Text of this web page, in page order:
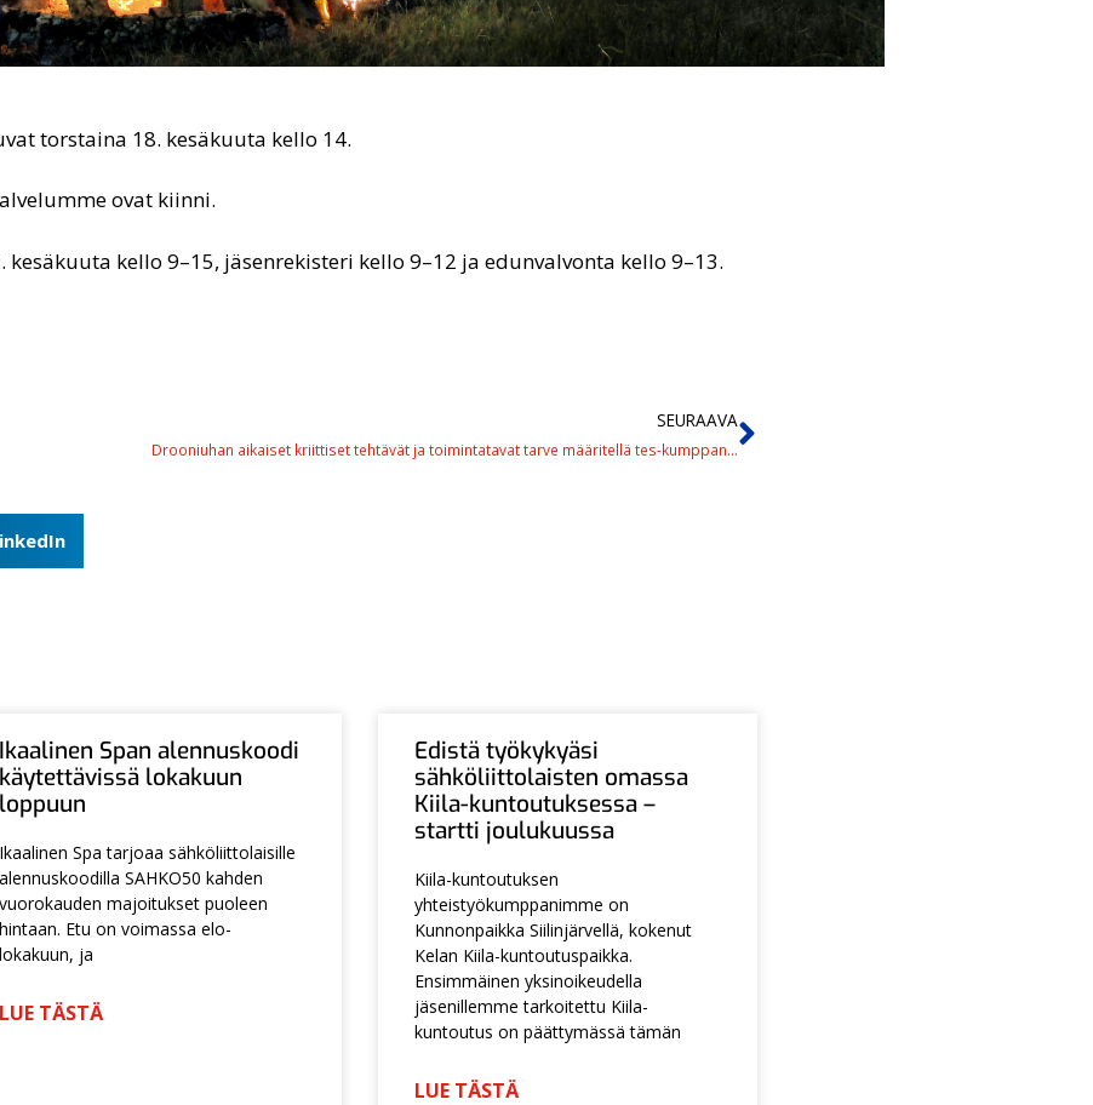
torstaina 18. kesäkuuta kello 14.
ovat kiinni.
kello 9–15, jäsenrekisteri kello 9–12 ja edunvalvonta kello 9–13.
SEURAAVA
Drooniuhan aikaiset kriittiset tehtävät ja toimintatavat tarve määritellä tes-kumppaneidemme kanssa
Ikaalinen Span alennuskoodi
käytettävissä lokakuun
loppuun
Ikaalinen Spa tarjoaa sähköliittolaisille
alennuskoodilla SAHKO50 kahden
vuorokauden majoitukset puoleen
hintaan. Etu on voimassa elo-
lokakuun, ja
LUE TÄSTÄ
Edistä työkykyäsi
sähköliittolaisten omassa
Kiila-kuntoutuksessa –
startti joulukuussa
Kiila-kuntoutuksen
yhteistyökumppanimme on
Kunnonpaikka Siilinjärvellä, kokenut
Kelan Kiila-kuntoutuspaikka.
Ensimmäinen yksinoikeudella
jäsenillemme tarkoitettu Kiila-
kuntoutus on päättymässä tämän
LUE TÄSTÄ